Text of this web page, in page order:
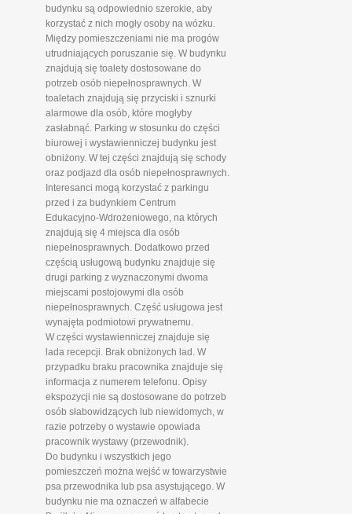
budynku są odpowiednio szerokie, aby
korzystać z nich mogły osoby na wózku.
Między pomieszczeniami nie ma progów
utrudniających poruszanie się. W budynku
znajdują się toalety dostosowane do
potrzeb osób niepełnosprawnych. W
toaletach znajdują się przyciski i sznurki
alarmowe dla osób, które mogłyby
zasłabnąć. Parking w stosunku do części
biurowej i wystawienniczej budynku jest
obniżony. W tej części znajdują się schody
oraz podjazd dla osób niepełnosprawnych.
Interesanci mogą korzystać z parkingu
przed i za budynkiem Centrum
Edukacyjno-Wdrożeniowego, na których
znajdują się 4 miejsca dla osób
niepełnosprawnych. Dodatkowo przed
częścią usługową budynku znajduje się
drugi parking z wyznaczonymi dwoma
miejscami postojowymi dla osób
niepełnosprawnych. Część usługowa jest
wynajęta podmiotowi prywatnemu.
W części wystawienniczej znajduje się
lada recepcji. Brak obniżonych lad. W
przypadku braku pracownika znajduje się
informacja z numerem telefonu. Opisy
ekspozycji nie są dostosowane do potrzeb
osób słabowidzących lub niewidomych, w
razie potrzeby o wystawie opowiada
pracownik wystawy (przewodnik).
Do budynku i wszystkich jego
pomieszczeń można wejść w towarzystwie
psa przewodnika lub psa asystującego. W
budynku nie ma oznaczeń w alfabecie